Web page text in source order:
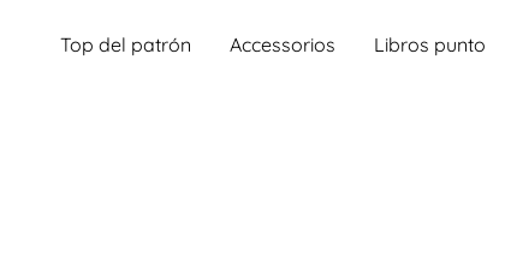
Top del patrón Accessorios Libros punto